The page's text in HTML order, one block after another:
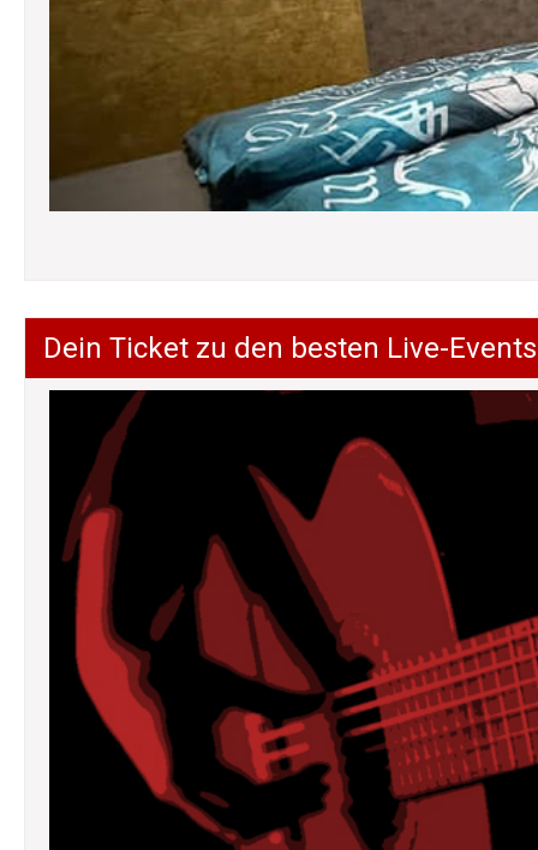
Dein Ticket zu den besten Live-Events